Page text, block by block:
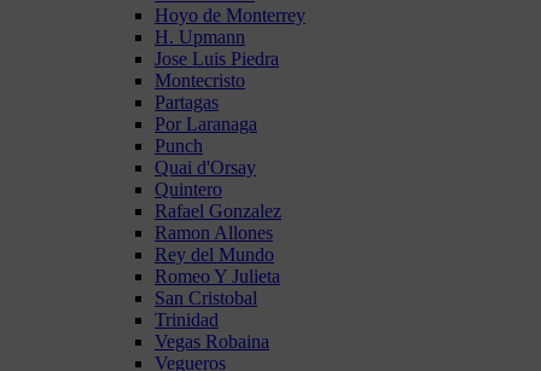
Hoyo de Monterrey
H. Upmann
Jose Luis Piedra
Montecristo
Partagas
Por Laranaga
Punch
Quai d'Orsay
Quintero
Rafael Gonzalez
Ramon Allones
Rey del Mundo
Romeo Y Julieta
San Cristobal
Trinidad
Vegas Robaina
Vegueros